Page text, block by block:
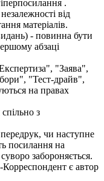
.
від
матеріалів.
- повинна бути
абзаці
"Заява",
"Тест-драйв",
на правах
з
чи наступне
посилання на
забороняється.
Корреспондент є автор